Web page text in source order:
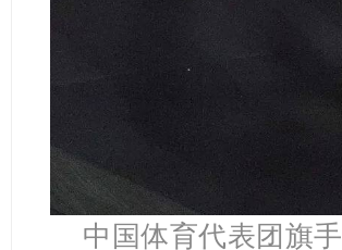
中国体育代表团旗手